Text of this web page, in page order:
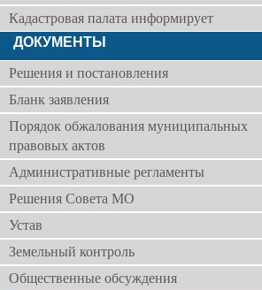
Кадастровая палата информирует
ДОКУМЕНТЫ
Решения и постановления
Бланк заявления
Порядок обжалования муниципальных
правовых актов
Административные регламенты
Решения Совета МО
Устав
Земельный контроль
Общественные обсуждения